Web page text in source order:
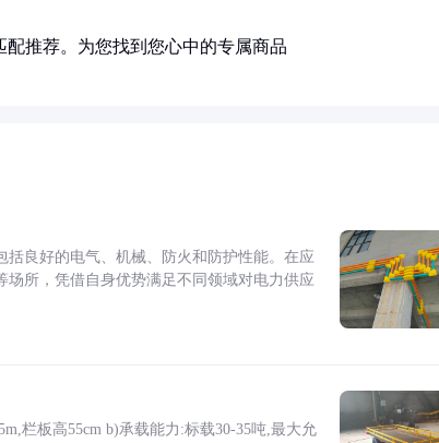
推荐。为您找到您心中的专属商品
良好的电气、机械、防火和防护性能。在应
所，凭借自身优势满足不同领域对电力供应
栏板高55cm b)承载能力:标载30-35吨,最大允